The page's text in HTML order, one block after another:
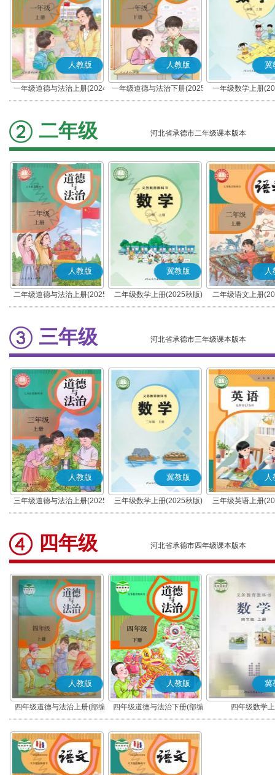
人教版
一年级道德与法治上册(2024
秋版)(部编版)
人教版
一年级道德与法治下册(2025
春版)(部编版)
冀
一年级数学上册
二年级 河北省承德市二年级课本版本
人教版
二年级道德与法治上册(2025
秋版)(部编版)
冀教版
二年级数学上册(2025秋版)
人
二年级语文上册
(部编版)
三年级 河北省承德市三年级课本版本
人教版
三年级道德与法治上册(2025
秋版)(部编版)
冀教版
三年级数学上册(2025秋版)
人
三年级英语上册
(PEP)
四年级 河北省承德市四年级课本版本
人教版
四年级道德与法治上册(部编
版)
人教版
四年级道德与法治下册(部编
版)
冀
四年级数学